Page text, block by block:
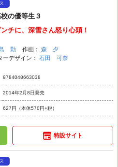
の優等生３
チに、深雪さん怒り心頭！
勤 作画： 森 夕
ーデザイン： 石田 可奈
9784048663038
2014年2月8日発売
627円 （本体570円+税）
特設サイト